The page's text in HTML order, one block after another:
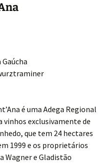
é uma Adega Regional
vinhos exclusivamente de
que tem 24 hectares
1999 e os proprietários
Wagner e Gladistão